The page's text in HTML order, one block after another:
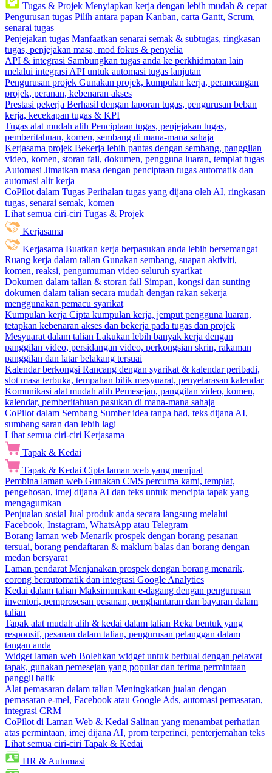
Tugas & Projek Menyiapkan kerja dengan lebih mudah & cepat
Pengurusan tugas Pilih antara papan Kanban, carta Gantt, Scrum,
senarai tugas
Penjejakan tugas Manfaatkan senarai semak & subtugas, ringkasan
tugas, penjejakan masa, mod fokus & penyelia
API & integrasi Sambungkan tugas anda ke perkhidmatan lain
melalui integrasi API untuk automasi tugas lanjutan
Pengurusan projek Gunakan projek, kumpulan kerja, perancangan
projek, peranan, kebenaran akses
Prestasi pekerja Berhasil dengan laporan tugas, pengurusan beban
kerja, kecekapan tugas & KPI
Tugas alat mudah alih Penciptaan tugas, penjejakan tugas,
pemberitahuan, komen, sembang di mana-mana sahaja
Kerjasama projek Bekerja lebih pantas dengan sembang, panggilan
video, komen, storan fail, dokumen, pengguna luaran, templat tugas
Automasi Jimatkan masa dengan penciptaan tugas automatik dan
automasi alir kerja
CoPilot dalam Tugas Perihalan tugas yang dijana oleh AI, ringkasan
tugas, senarai semak, komen
Lihat semua ciri-ciri Tugas & Projek
Kerjasama
Kerjasama Buatkan kerja berpasukan anda lebih bersemangat
Ruang kerja dalam talian Gunakan sembang, suapan aktiviti,
komen, reaksi, pengumuman video seluruh syarikat
Dokumen dalam talian & storan fail Simpan, kongsi dan sunting
dokumen dalam talian secara mudah dengan rakan sekerja
menggunakan pemacu syarikat
Kumpulan kerja Cipta kumpulan kerja, jemput pengguna luaran,
tetapkan kebenaran akses dan bekerja pada tugas dan projek
Mesyuarat dalam talian Lakukan lebih banyak kerja dengan
panggilan video, persidangan video, perkongsian skrin, rakaman
panggilan dan latar belakang tersuai
Kalendar berkongsi Rancang dengan syarikat & kalendar peribadi,
slot masa terbuka, tempahan bilik mesyuarat, penyelarasan kalendar
Komunikasi alat mudah alih Pemesejan, panggilan video, komen,
kalendar, pemberitahuan pasukan di mana-mana sahaja
CoPilot dalam Sembang Sumber idea tanpa had, teks dijana AI,
sumbang saran dan lebih lagi
Lihat semua ciri-ciri Kerjasama
Tapak & Kedai
Tapak & Kedai Cipta laman web yang menjual
Pembina laman web Gunakan CMS percuma kami, templat,
pengehosan, imej dijana AI dan teks untuk mencipta tapak yang
mengagumkan
Penjualan sosial Jual produk anda secara langsung melalui
Facebook, Instagram, WhatsApp atau Telegram
Borang laman web Menarik prospek dengan borang pesanan
tersuai, borang pendaftaran & maklum balas dan borang dengan
medan bersyarat
Laman pendarat Menjanakan prospek dengan borang menarik,
corong berautomatik dan integrasi Google Analytics
Kedai dalam talian Maksimumkan e-dagang dengan pengurusan
inventori, pemprosesan pesanan, penghantaran dan bayaran dalam
talian
Tapak alat mudah alih & kedai dalam talian Reka bentuk yang
responsif, pesanan dalam talian, pengurusan pelanggan dalam
tangan anda
Widget laman web Bolehkan widget untuk berbual dengan pelawat
tapak, gunakan pemesejan yang popular dan terima permintaan
panggil balik
Alat pemasaran dalam talian Meningkatkan jualan dengan
pemasaran e-mel, Facebook atau Google Ads, automasi pemasaran,
integrasi CRM
CoPilot di Laman Web & Kedai Salinan yang menambat perhatian
atas permintaan, imej dijana AI, prom terperinci, penterjemahan teks
Lihat semua ciri-ciri Tapak & Kedai
HR & Automasi